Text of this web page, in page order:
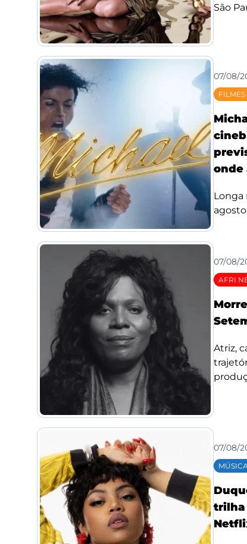
São
07/08/
FILMES
onde
Longa
07/08/
AFRI
Atriz,
07/08/
MÚSICA
trilha